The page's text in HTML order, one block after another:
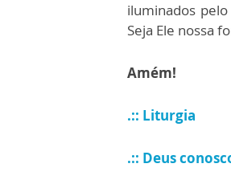
iluminados
Seja Ele nossa
Amém!
.:: Liturgia
.:: Deus